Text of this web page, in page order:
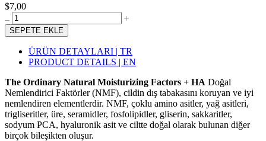
$7,00
SEPETE EKLE
ÜRÜN DETAYLARI | TR
PRODUCT DETAILS | EN
The Ordinary Natural Moisturizing Factors + HA Doğal
Nemlendirici Faktörler (NMF), cildin dış tabakasını koruyan ve iyi
nemlendiren elementlerdir. NMF, çoklu amino asitler, yağ asitleri,
trigliseritler, üre, seramidler, fosfolipidler, gliserin, sakkaritler,
sodyum PCA, hyaluronik asit ve ciltte doğal olarak bulunan diğer
birçok bileşikten oluşur.